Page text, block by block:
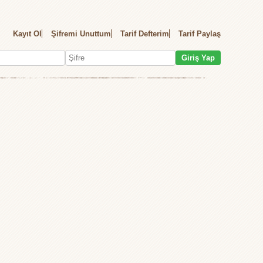
Kayıt Ol Şifremi Unuttum Tarif Defterim Tarif Paylaş
Giriş Yap